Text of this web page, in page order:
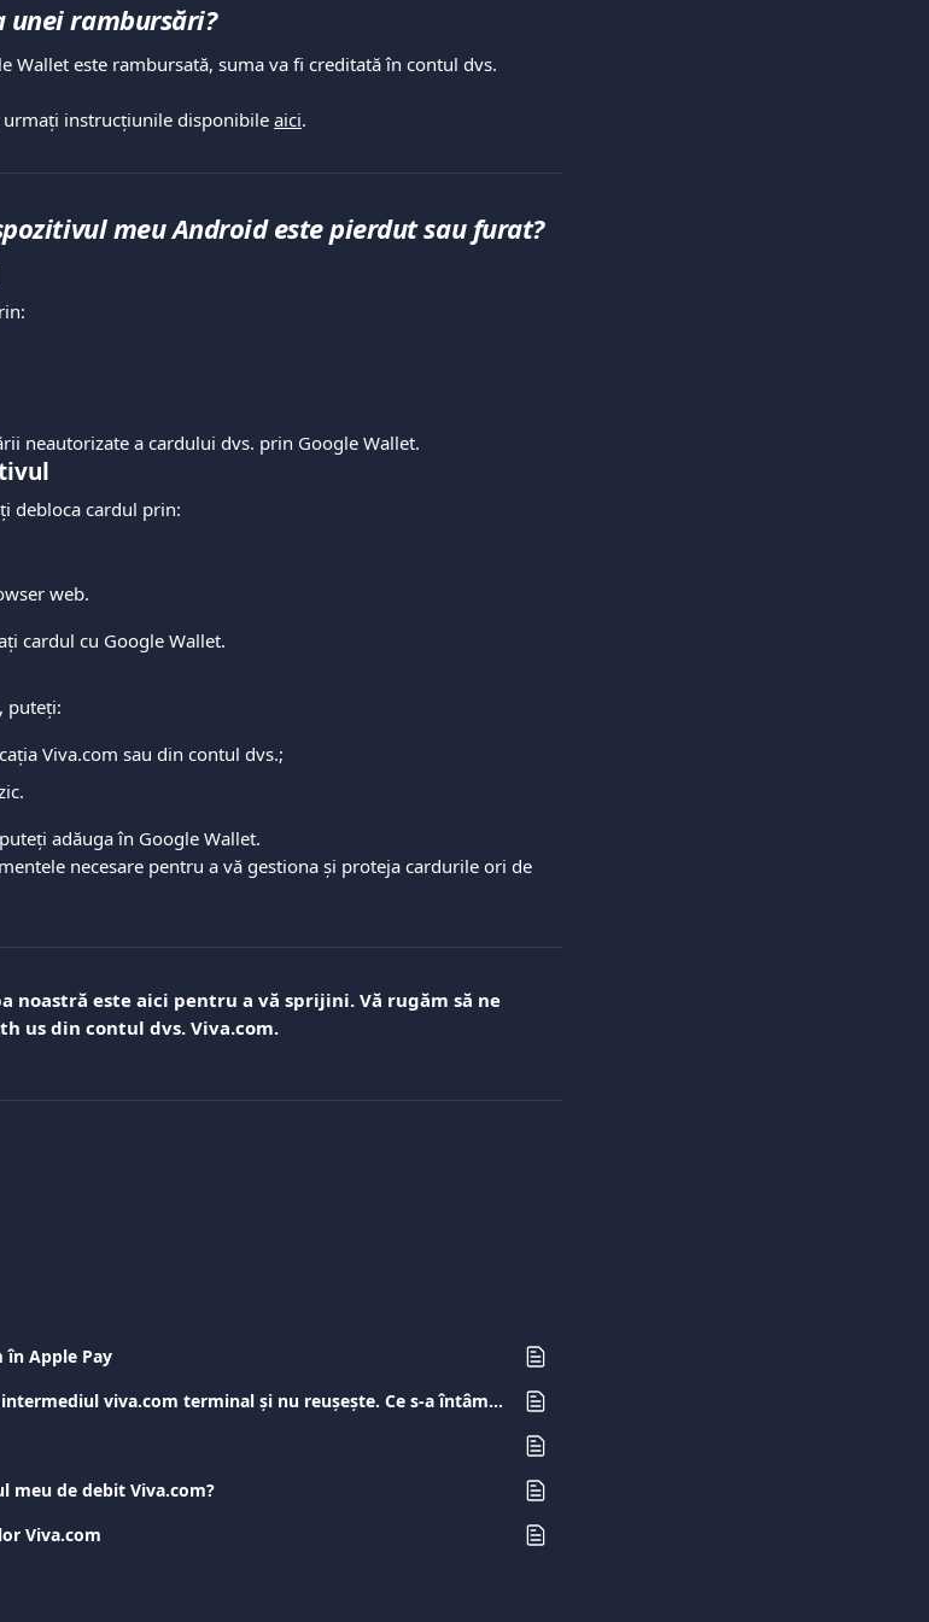
unei rambursări?
Wallet este rambursată, suma va fi creditată în contul dvs.
urmați instrucțiunile disponibile aici.
meu Android este pierdut sau furat?
neautorizate a cardului dvs. prin Google Wallet.
debloca cardul prin:
web.
cardul cu Google Wallet.
puteți:
Viva.com sau din contul dvs.;
adăuga în Google Wallet.
necesare pentru a vă gestiona și proteja cardurile ori de
noastră este aici pentru a vă sprijini. Vă rugăm să ne
us din contul dvs. Viva.com.
în Apple Pay
Încerc să realizez o tranzacție prin intermediul viva.com terminal și nu reușește. Ce s-a întâmplat?
meu de debit Viva.com?
Viva.com